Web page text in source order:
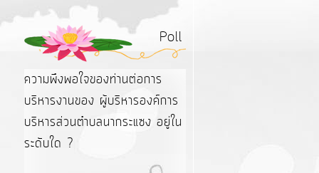
Poll
ความพึงพอใจของท่านต่อการ
บริหารงานของ ผู้บริหารองค์การ
บริหารส่วนตำบลนากระแซง อยู่ใน
ระดับใด ?